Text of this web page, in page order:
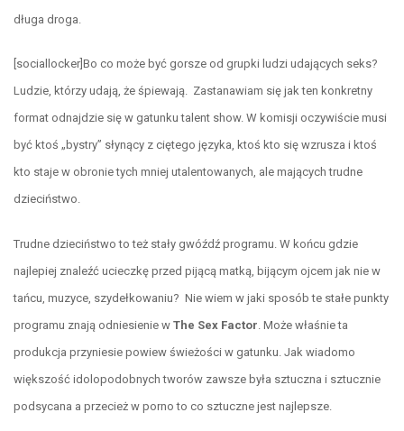
długa droga.
[sociallocker]Bo co może być gorsze od grupki ludzi udających seks?
Ludzie, którzy udają, że śpiewają. Zastanawiam się jak ten konkretny
format odnajdzie się w gatunku talent show. W komisji oczywiście musi
być ktoś „bystry” słynący z ciętego języka, ktoś kto się wzrusza i ktoś
kto staje w obronie tych mniej utalentowanych, ale mających trudne
dzieciństwo.
Trudne dzieciństwo to też stały gwóźdź programu. W końcu gdzie
najlepiej znaleźć ucieczkę przed pijącą matką, bijącym ojcem jak nie w
tańcu, muzyce, szydełkowaniu? Nie wiem w jaki sposób te stałe punkty
programu znają odniesienie w The Sex Factor . Może właśnie ta
produkcja przyniesie powiew świeżości w gatunku. Jak wiadomo
większość idolopodobnych tworów zawsze była sztuczna i sztucznie
podsycana a przecież w porno to co sztuczne jest najlepsze.